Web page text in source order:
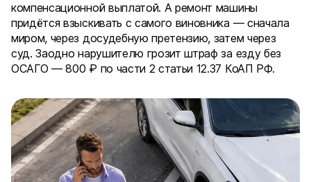
компенсационной выплатой. А ремонт машины
придётся взыскивать с самого виновника — сначала
миром, через досудебную претензию, затем через
суд. Заодно нарушителю грозит штраф за езду без
ОСАГО — 800 ₽ по части 2 статьи 12.37 КоАП РФ.